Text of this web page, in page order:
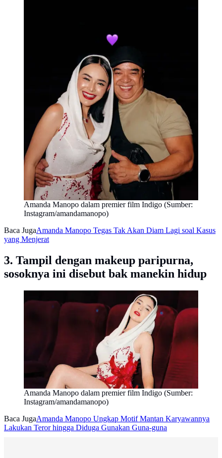
Amanda Manopo dalam premier film Indigo (Sumber:
Instagram/amandamanopo)
Baca JugaAmanda Manopo Tegas Tak Akan Diam Lagi soal Kasus
yang Menjerat
3. Tampil dengan makeup paripurna,
sosoknya ini disebut bak manekin hidup
Amanda Manopo dalam premier film Indigo (Sumber:
Instagram/amandamanopo)
Baca JugaAmanda Manopo Ungkap Motif Mantan Karyawannya
Lakukan Teror hingga Diduga Gunakan Guna-guna